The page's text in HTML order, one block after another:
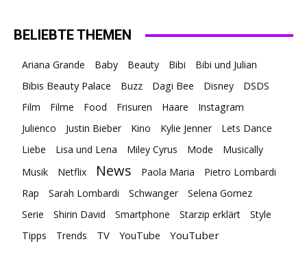
BELIEBTE THEMEN
Ariana Grande Baby Beauty Bibi Bibi und Julian
Bibis Beauty Palace Buzz Dagi Bee Disney
DSDS
Film
Filme Food Frisuren Haare
Instagram
Julienco
Justin Bieber Kino Kylie Jenner
Lets Dance
Liebe
Lisa und Lena Miley Cyrus Mode
Musically
Musik
Netflix News Paola Maria
Pietro Lombardi
Rap
Sarah Lombardi Schwanger
Selena Gomez
Serie
Shirin David Smartphone Starzip erklärt
Style
Tipps
Trends TV YouTube YouTuber